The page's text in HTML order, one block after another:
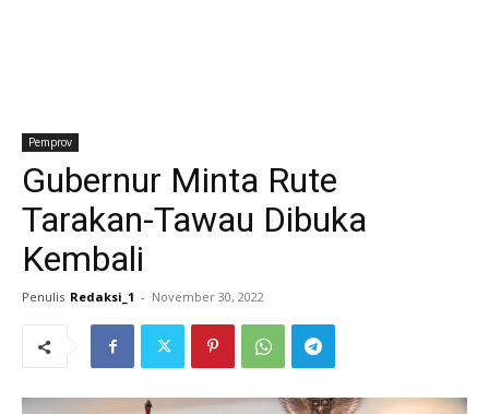
Pemprov
Gubernur Minta Rute
Tarakan-Tawau Dibuka
Kembali
Penulis Redaksi_1 - November 30, 2022